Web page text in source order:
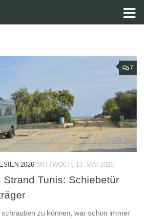
7
2026 MITTWOCH, 13. MAI 2026
Strand Tunis: Schiebetür
zu können, war schon immer